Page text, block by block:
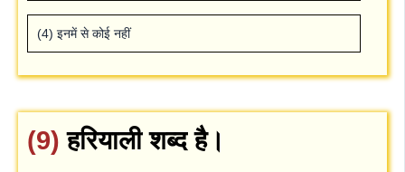
(4) इनमें से कोई नहीं
(9)हरियाली शब्‍द है।